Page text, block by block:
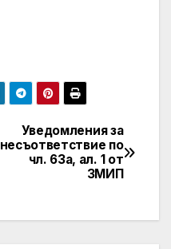
Уведомления за
несъответствие по
чл. 63а, ал. 1 от
ЗМИП